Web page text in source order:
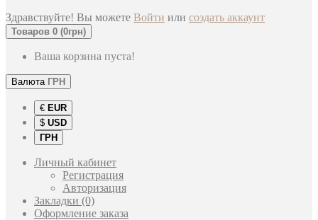
Здравствуйте! Вы можете Войти или создать аккаунт
Товаров 0 (0грн)
Ваша корзина пуста!
Валюта ГРН
€ EUR
$ USD
ГРН
Личный кабинет
Регистрация
Авторизация
Закладки (0)
Оформление заказа